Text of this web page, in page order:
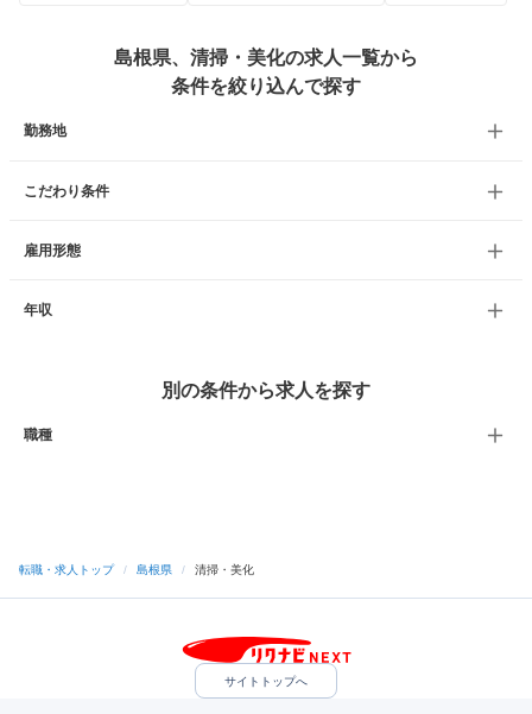
島根県、清掃・美化の求人一覧から
条件を絞り込んで探す
勤務地
こだわり条件
雇用形態
年収
別の条件から求人を探す
職種
転職・求人トップ / 島根県 / 清掃・美化
サイトトップへ